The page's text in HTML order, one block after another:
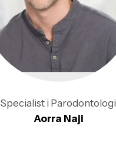
Specialist i Parodontologi
Aorra Naji